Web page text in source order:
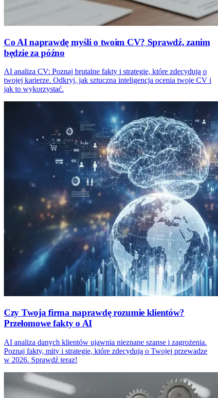
Co AI naprawdę myśli o twoim CV? Sprawdź, zanim
będzie za późno
AI analiza CV: Poznaj brutalne fakty i strategie, które zdecydują o
twojej karierze. Odkryj, jak sztuczna inteligencja ocenia twoje CV i
jak to wykorzystać.
Czy Twoja firma naprawdę rozumie klientów?
Przełomowe fakty o AI
AI analiza danych klientów ujawnia nieznane szanse i zagrożenia.
Poznaj fakty, mity i strategie, które zdecydują o Twojej przewadze
w 2026. Sprawdź teraz!